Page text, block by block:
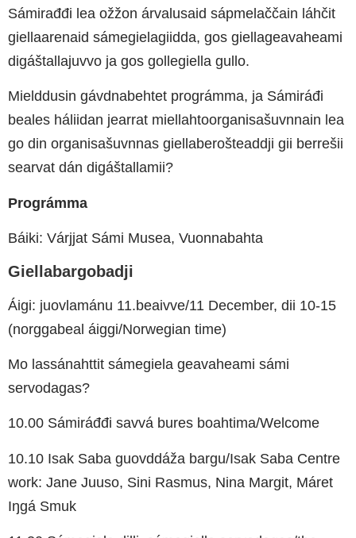
Sámirađđi lea ožžon árvalusaid sápmelaččain láhčit
giellaarenaid sámegielagiidda, gos giellageavaheami
digáštallajuvvo ja gos gollegiella gullo.
Mielddusin gávdnabehtet prográmma, ja Sámiráđi
beales háliidan jearrat miellahtoorganisašuvnnain lea
go din organisašuvnnas giellaberošteaddji gii berrešii
searvat dán digáštallamii?
Prográmma
Báiki: Várjjat Sámi Musea, Vuonnabahta
Giellabargobadji
Áigi: juovlamánu 11.beaivve/11 December, dii 10-15
(norggabeal áiggi/Norwegian time)
Mo lassánahttit sámegiela geavaheami sámi
servodagas?
10.00 Sámiráđđi savvá bures boahtima/Welcome
10.10 Isak Saba guovddáža bargu/Isak Saba Centre
work: Jane Juuso, Sini Rasmus, Nina Margit, Máret
Iŋgá Smuk